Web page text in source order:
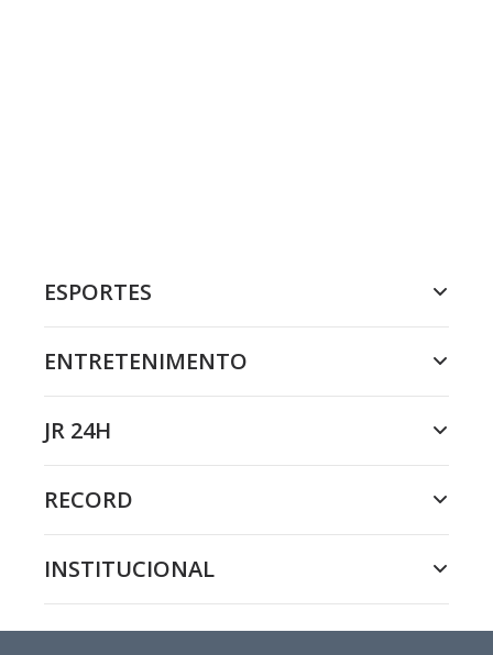
ESPORTES
ENTRETENIMENTO
JR 24H
RECORD
INSTITUCIONAL